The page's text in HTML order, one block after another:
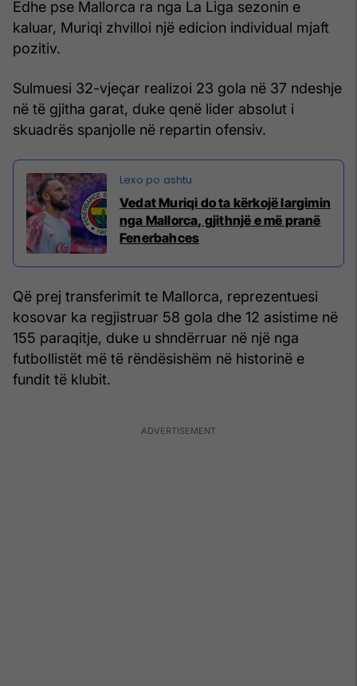
Edhe pse Mallorca ra nga La Liga sezonin e
kaluar, Muriqi zhvilloi një edicion individual mjaft
pozitiv.
Sulmuesi 32-vjeçar realizoi 23 gola në 37 ndeshje
në të gjitha garat, duke qenë lider absolut i
skuadrës spanjolle në repartin ofensiv.
Vedat Muriqi do ta kërkojë largimin
nga Mallorca, gjithnjë e më pranë
Fenerbahces
Që prej transferimit te Mallorca, reprezentuesi
kosovar ka regjistruar 58 gola dhe 12 asistime në
155 paraqitje, duke u shndërruar në një nga
futbollistët më të rëndësishëm në historinë e
fundit të klubit.